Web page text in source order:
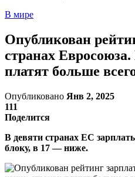
В мире
Опубликован
странах
платят больше
Опубликовано Янв 2, 2025
111
Поделится
В девяти странах ЕС
блоку, в 17 — ниже.